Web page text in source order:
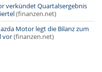
verkündet Quartalsergebnis
(finanzen.net)
Motor legt die Bilanz zum
vor(finanzen.net)